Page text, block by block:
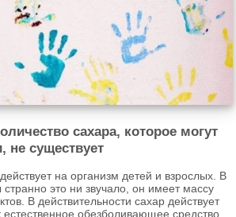
сахара, которое могут
не существует
на организм детей и взрослых. В
это ни звучало, он имеет массу
В действительности сахар действует
естественное обезболивающее средство.